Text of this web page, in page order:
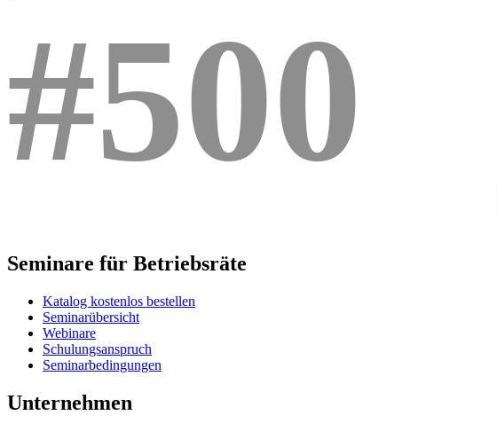
#500
Seminare für Betriebsräte
Katalog kostenlos bestellen
Seminarübersicht
Webinare
Schulungsanspruch
Seminarbedingungen
Unternehmen